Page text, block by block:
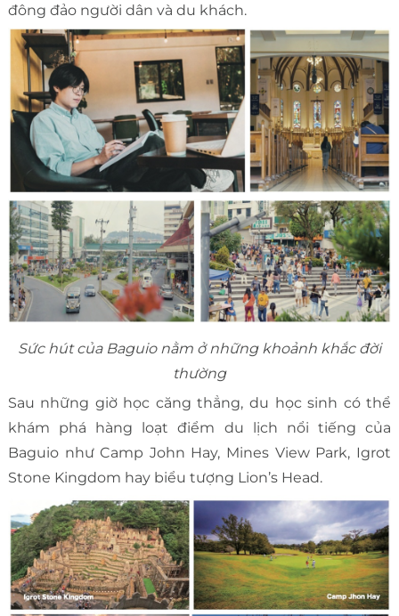
đông đảo người dân và du khách.
Sức hút của Baguio nằm ở những khoảnh khắc đời
thường
Sau những giờ học căng thẳng, du học sinh có thể
khám phá hàng loạt điểm du lịch nổi tiếng của
Baguio như Camp John Hay, Mines View Park, Igrot
Stone Kingdom hay biểu tượng Lion’s Head.